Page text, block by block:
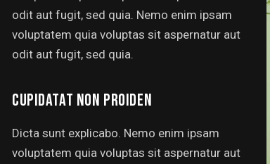
odit aut fugit, sed quia. Nemo enim ipsam
voluptatem quia voluptas sit aspernatur aut
odit aut fugit, sed quia.
CUPIDATAT NON PROIDEN
Dicta sunt explicabo. Nemo enim ipsam
voluptatem quia voluptas sit aspernatur aut